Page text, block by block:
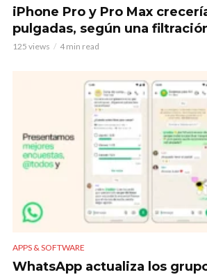
iPhone Pro y Pro Max
pulgadas, según una
125 views 4 min read
APPS & SOFTWARE
WhatsApp actualiza los